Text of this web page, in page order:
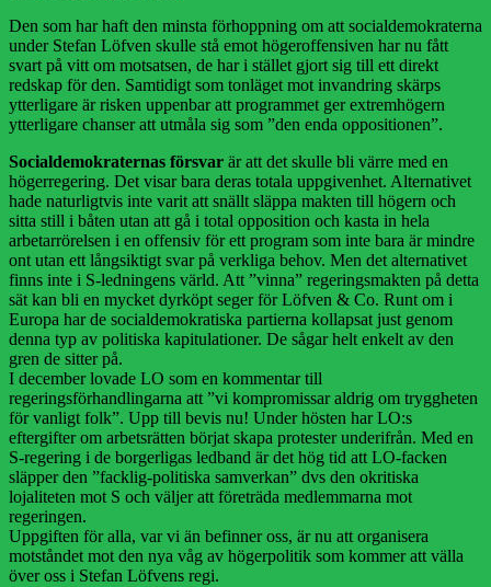
Den som har haft den minsta förhoppning om att socialdemokraterna
under Stefan Löfven skulle stå emot högeroffensiven har nu fått
svart på vitt om motsatsen, de har i stället gjort sig till ett direkt
redskap för den. Samtidigt som tonläget mot invandring skärps
ytterligare är risken uppenbar att programmet ger extremhögern
ytterligare chanser att utmåla sig som ”den enda oppositionen”.
Socialdemokraternas försvar är att det skulle bli värre med en
högerregering. Det visar bara deras totala uppgivenhet. Alternativet
hade naturligtvis inte varit att snällt släppa makten till högern och
sitta still i båten utan att gå i total opposition och kasta in hela
arbetarrörelsen i en offensiv för ett program som inte bara är mindre
ont utan ett långsiktigt svar på verkliga behov. Men det alternativet
finns inte i S-ledningens värld. Att ”vinna” regeringsmakten på detta
sät kan bli en mycket dyrköpt seger för Löfven & Co. Runt om i
Europa har de socialdemokratiska partierna kollapsat just genom
denna typ av politiska kapitulationer. De sågar helt enkelt av den
gren de sitter på.
I december lovade LO som en kommentar till
regeringsförhandlingarna att ”vi kompromissar aldrig om tryggheten
för vanligt folk”. Upp till bevis nu! Under hösten har LO:s
eftergifter om arbetsrätten börjat skapa protester underifrån. Med en
S-regering i de borgerligas ledband är det hög tid att LO-facken
släpper den ”facklig-politiska samverkan” dvs den okritiska
lojaliteten mot S och väljer att företräda medlemmarna mot
regeringen.
Uppgiften för alla, var vi än befinner oss, är nu att organisera
motståndet mot den nya våg av högerpolitik som kommer att välla
över oss i Stefan Löfvens regi.